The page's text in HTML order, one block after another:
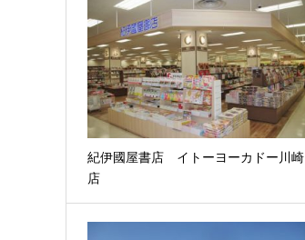
紀伊國屋書店 イトーヨーカドー川崎
店